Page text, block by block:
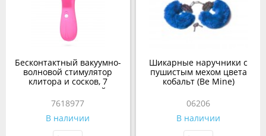
Бесконтактный вакуумно-
волновой стимулятор
клитора и сосков, 7
режимов, розовый
7618977
В наличии
Шикарные наручники с
пушистым мехом цвета
кобальт (Be Mine)
06206
В наличии